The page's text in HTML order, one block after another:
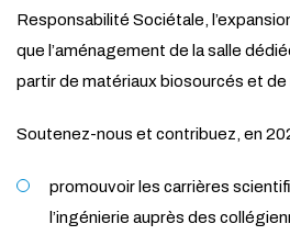
Responsabilité Sociétale,
que l’aménagement de la salle
partir de matériaux biosourcés et
Soutenez-nous et contribuez, en
promouvoir les carrières
l’ingénierie auprès des